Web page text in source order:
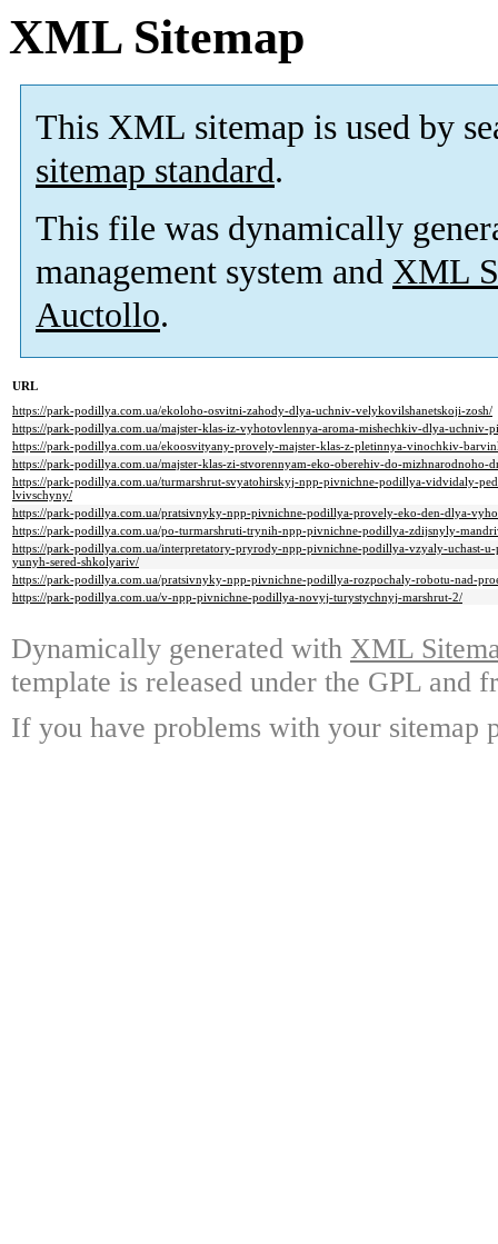
XML Sitemap
This XML sitemap is used by
sitemap standard.
This file was dynamically
management system and XML
Auctollo.
URL
https://park-podillya.com.ua/ekoloho-osvitni-zahody-dlya-uchniv-velykovilshanetskoji-zosh/
https://park-podillya.com.ua/majster-klas-iz-vyhotovlennya-aroma-mishechkiv-dlya-uchniv-
https://park-podillya.com.ua/ekoosvityany-provely-majster-klas-z-pletinnya-vinochkiv-
https://park-podillya.com.ua/majster-klas-zi-stvorennyam-eko-oberehiv-do-mizhnarodnoho-
https://park-podillya.com.ua/turmarshrut-svyatohirskyj-npp-pivnichne-podillya-vidvidaly-
lvivschyny/
https://park-podillya.com.ua/pratsivnyky-npp-pivnichne-podillya-provely-eko-den-dlya-
https://park-podillya.com.ua/po-turmarshruti-trynih-npp-pivnichne-podillya-zdijsnyly-
https://park-podillya.com.ua/interpretatory-pryrody-npp-pivnichne-podillya-vzyaly-uchast-
yunyh-sered-shkolyariv/
https://park-podillya.com.ua/pratsivnyky-npp-pivnichne-podillya-rozpochaly-robotu-nad-
https://park-podillya.com.ua/v-npp-pivnichne-podillya-novyj-turystychnyj-marshrut-2/
Dynamically generated with XML
template is released under the GPL and
If you have problems with your sitemap